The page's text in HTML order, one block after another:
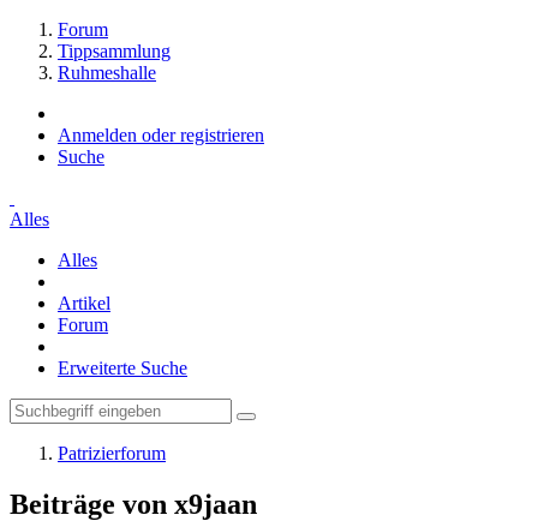
Forum
Tippsammlung
Ruhmeshalle
Anmelden oder registrieren
Suche
Alles
Alles
Artikel
Forum
Erweiterte Suche
Patrizierforum
Beiträge von x9jaan